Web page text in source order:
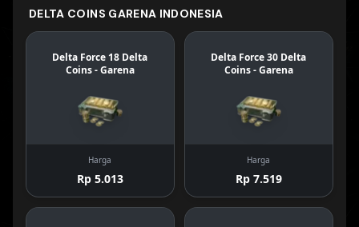
DELTA COINS GARENA INDONESIA
Delta Force 18 Delta
Coins - Garena
Harga
Rp 5.013
Delta Force 30 Delta
Coins - Garena
Harga
Rp 7.519